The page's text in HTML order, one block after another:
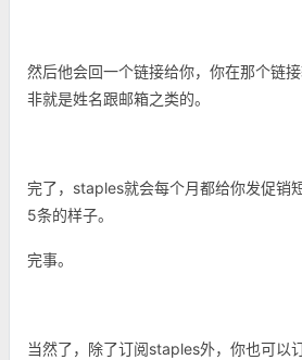
然后他会回一个链接给你，你在那个链
非就是姓名跟邮箱之类的。
完了，staples就会每个月都给你发促销
5条的样子。
完事。
当然了，除了订阅staples外，你也可以